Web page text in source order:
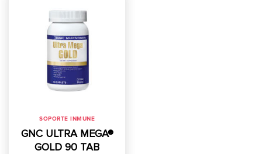
SOPORTE INMUNE
GNC ULTRA MEGA®
GOLD 90 TAB